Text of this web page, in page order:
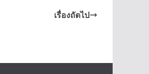
เรื่องถัดไป